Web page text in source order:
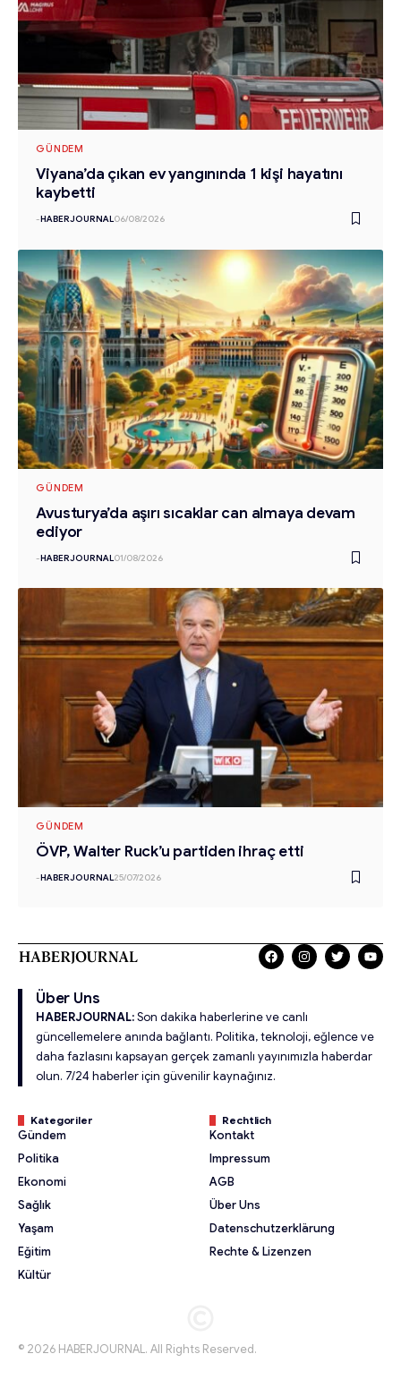
GÜNDEM
Viyana’da çıkan ev yangınında 1 kişi hayatını
kaybetti
-HABERJOURNAL06/08/2026
GÜNDEM
Avusturya’da aşırı sıcaklar can almaya devam
ediyor
-HABERJOURNAL01/08/2026
GÜNDEM
ÖVP, Walter Ruck’u partiden ihraç etti
-HABERJOURNAL25/07/2026
Über Uns
HABERJOURNAL:Son dakika haberlerine ve canlı
güncellemelere anında bağlantı. Politika, teknoloji, eğlence ve
daha fazlasını kapsayan gerçek zamanlı yayınımızla haberdar
olun. 7/24 haberler için güvenilir kaynağınız.
Kategoriler
Gündem
Politika
Ekonomi
Sağlık
Yaşam
Eğitim
Kültür
Rechtlich
Kontakt
Impressum
AGB
Über Uns
Datenschutzerklärung
Rechte & Lizenzen
© 2026 HABERJOURNAL. All Rights Reserved.